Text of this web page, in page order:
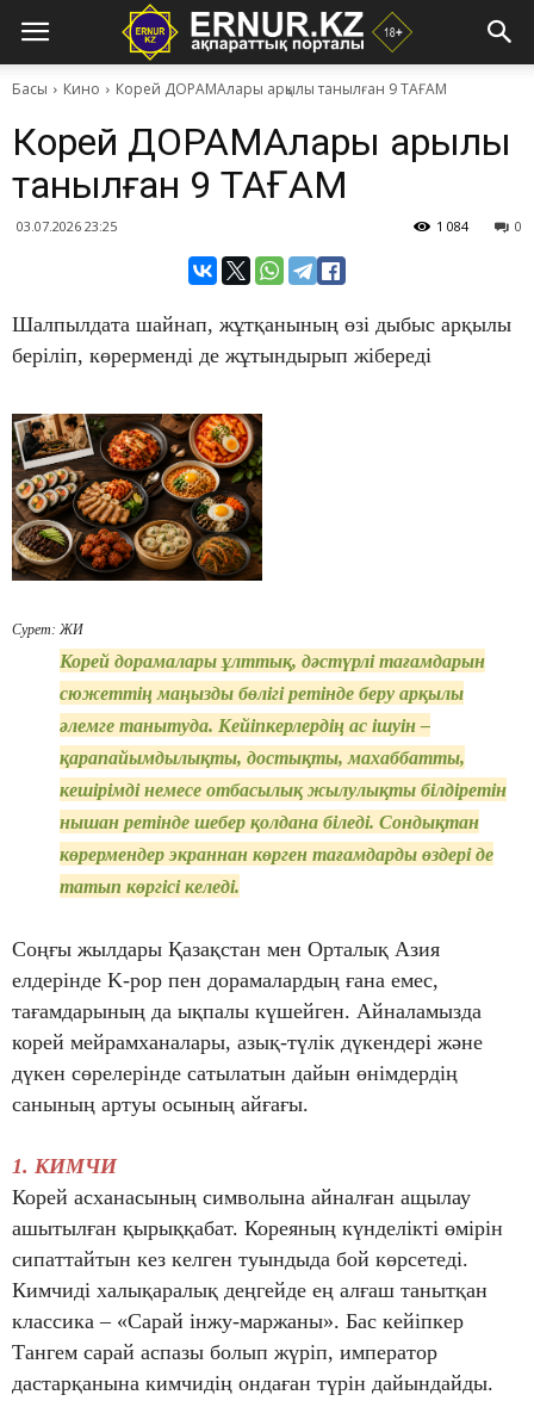
Басы Кино ​Корей ДОРАМАлары арқылы танылған 9 ТАҒАМ
​Корей ДОРАМАлары арқылы
танылған 9 ТАҒАМ
03.07.2026 23:25 0
1 084
Шалпылдата шайнап, жұтқанының өзі дыбыс арқылы
беріліп, көрерменді де жұтындырып жібереді
Сурет: ЖИ
Корей дорамалары ұлттық, дәстүрлі тағамдарын
сюжеттің маңызды бөлігі ретінде беру арқылы
әлемге танытуда. Кейіпкерлердің ас ішуін –
қарапайымдылықты, достықты, махаббатты,
кешірімді немесе отбасылық жылулықты білдіретін
нышан ретінде шебер қолдана біледі. Сондықтан
көрермендер экраннан көрген тағамдарды өздері де
татып көргісі келеді.
Соңғы жылдары Қазақстан мен Орталық Азия
елдерінде K-pop пен дорамалардың ғана емес,
тағамдарының да ықпалы күшейген. Айналамызда
корей мейрамханалары, азық-түлік дүкендері және
дүкен сөрелерінде сатылатын дайын өнімдердің
санының артуы осының айғағы.
1. КИМЧИ
Корей асханасының символына айналған ащылау
ашытылған қырыққабат. Кореяның күнделікті өмірін
сипаттайтын кез келген туындыда бой көрсетеді.
Кимчиді халықаралық деңгейде ең алғаш танытқан
классика – «Сарай інжу-маржаны». Бас кейіпкер
Тангем сарай аспазы болып жүріп, император
дастарқанына кимчидің ондаған түрін дайындайды.